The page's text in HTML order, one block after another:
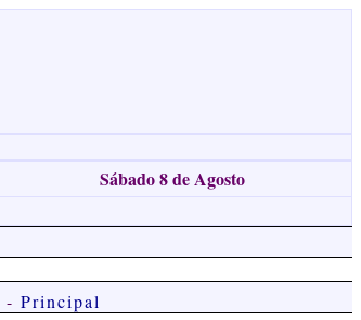
Sábado 8 de Agosto
- Principal